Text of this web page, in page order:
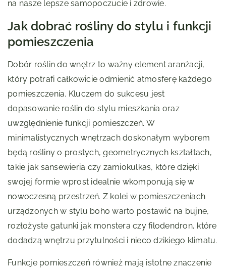
na nasze lepsze samopoczucie i zdrowie.
Jak dobrać rośliny do stylu i funkcji
pomieszczenia
Dobór roślin do wnętrz to ważny element aranżacji,
który potrafi całkowicie odmienić atmosferę każdego
pomieszczenia. Kluczem do sukcesu jest
dopasowanie roślin do stylu mieszkania oraz
uwzględnienie funkcji pomieszczeń. W
minimalistycznych wnętrzach doskonałym wyborem
będą rośliny o prostych, geometrycznych kształtach,
takie jak sansewieria czy zamiokulkas, które dzięki
swojej formie wprost idealnie wkomponują się w
nowoczesną przestrzeń. Z kolei w pomieszczeniach
urządzonych w stylu boho warto postawić na bujne,
rozłożyste gatunki jak monstera czy filodendron, które
dodadzą wnętrzu przytulności i nieco dzikiego klimatu.
Funkcje pomieszczeń również mają istotne znaczenie